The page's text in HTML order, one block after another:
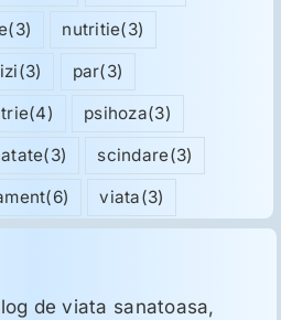
(3) nutritie(3)
(3) par(3)
(4) psihoza(3)
(3) scindare(3)
(6) viata(3)
de viata sanatoasa,